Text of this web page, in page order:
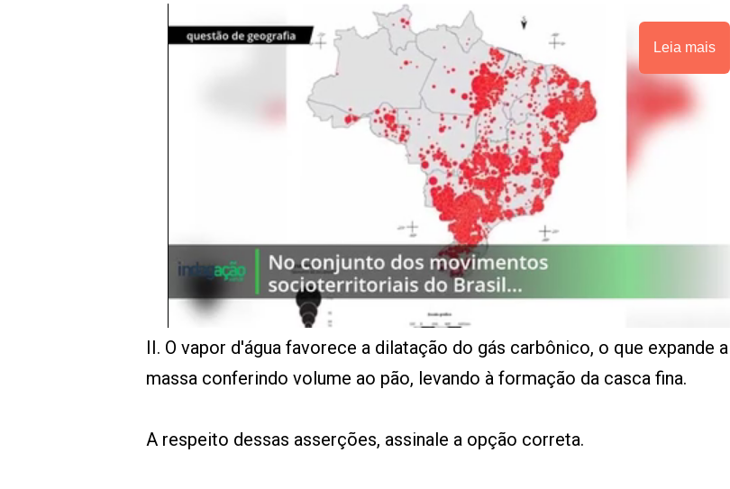
Leia mais
II. O vapor d'água favorece a dilatação do gás carbônico, o que expande a
massa conferindo volume ao pão, levando à formação da casca fina.
A respeito dessas asserções, assinale a opção correta.